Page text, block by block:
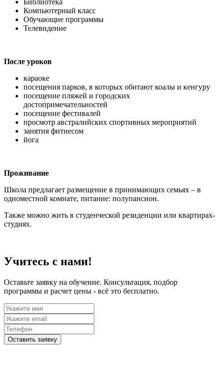
Компьютерный класс
Обучающие программы
Телевидение
После уроков
караоке
посещения парков, в которых обитают коалы и кенгуру
посещение пляжей и городских
достопримечательностей
посещение фестивалей
просмотр австралийских спортивных мероприятий
занятия фитнесом
йога
Проживание
Школа предлагает размещение в принимающих семьях – в
одноместной комнате, питание: полупансион.
Также можно жить в студенческой резиденции или квартирах-
студиях.
Учитесь с нами!
Оставьте заявку на обучение. Консультация, подбор
программы и расчет цены - всё это бесплатно.
Оставить заявку